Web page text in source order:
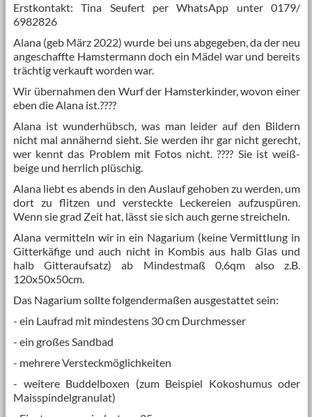
Erstkontakt: Tina Seufert per WhatsApp unter 0179/
6982826
Alana (geb März 2022) wurde bei uns abgegeben, da der neu
angeschaffte Hamstermann doch ein Mädel war und bereits
trächtig verkauft worden war.
Wir übernahmen den Wurf der Hamsterkinder, wovon einer
eben die Alana ist.????
Alana ist wunderhübsch, was man leider auf den Bildern
nicht mal annähernd sieht. Sie werden ihr gar nicht gerecht,
wer kennt das Problem mit Fotos nicht. ???? Sie ist weiß-
beige und herrlich plüschig.
Alana liebt es abends in den Auslauf gehoben zu werden, um
dort zu flitzen und versteckte Leckereien aufzuspüren.
Wenn sie grad Zeit hat, lässt sie sich auch gerne streicheln.
Alana vermitteln wir in ein Nagarium (keine Vermittlung in
Gitterkäfige und auch nicht in Kombis aus halb Glas und
halb Gitteraufsatz) ab Mindestmaß 0,6qm also z.B.
120x50x50cm.
Das Nagarium sollte folgendermaßen ausgestattet sein:
- ein Laufrad mit mindestens 30 cm Durchmesser
- ein großes Sandbad
- mehrere Versteckmöglichkeiten
- weitere Buddelboxen (zum Beispiel Kokoshumus oder
Maisspindelgranulat)